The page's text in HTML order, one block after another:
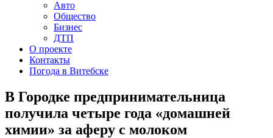
Авто
Общество
Бизнес
ДТП
О проекте
Контакты
Погода в Витебске
В Городке предпринимательница
получила четыре года «домашней
химии» за аферу с молоком